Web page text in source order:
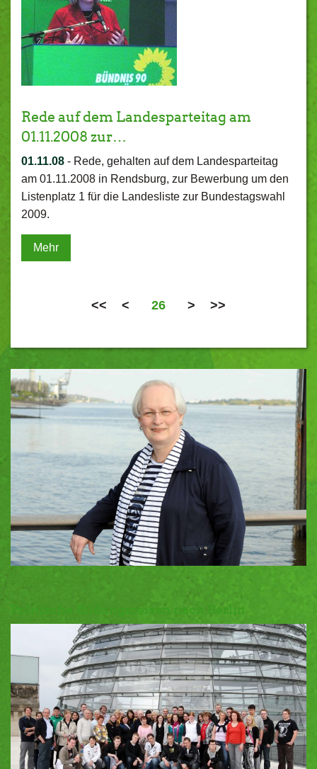
Rede auf dem Landesparteitag am
01.11.2008 zur…
01.11.08 - Rede, gehalten auf dem Landesparteitag
am 01.11.2008 in Rendsburg, zur Bewerbung um den
Listenplatz 1 für die Landesliste zur Bundestagswahl
2009.
Mehr
<< < 26 > >>
Politische Bildungsreisen nach Berlin